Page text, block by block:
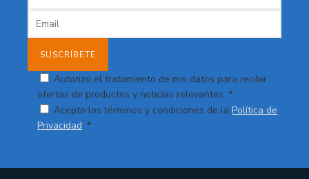
Autorizo el tratamiento de mis datos para recibir
ofertas de productos y noticias relevantes. *
Acepto los términos y condiciones de laPolítica de
Privacidad. *